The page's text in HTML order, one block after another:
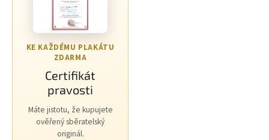
Morgan Freeman
Jean-Claude Van Damme
Mel Gibson 42
Eva Holubová 41
KE KAŽDÉMU PLAKÁTU
ZDARMA
Certifikát
pravosti
Máte jistotu, že kupujete
ověřený sběratelský
originál.